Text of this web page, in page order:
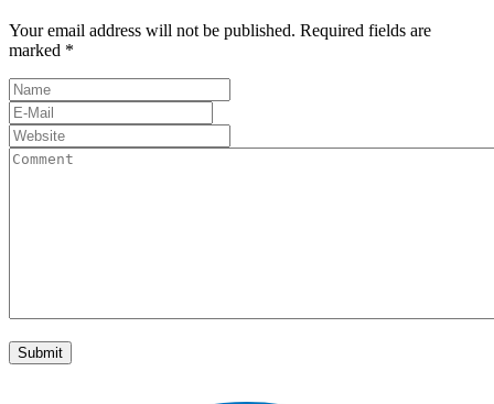
Your email address will not be published. Required fields are
marked *